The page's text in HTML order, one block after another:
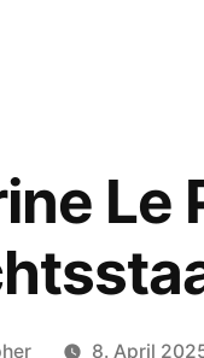
Le
8. April